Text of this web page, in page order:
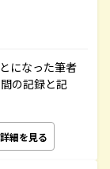
になった筆者
の記録と記
詳細を見る